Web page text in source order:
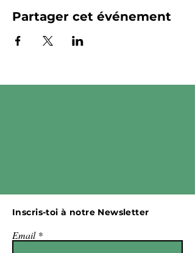
Partager cet événement
Inscris-toi à notre Newsletter
Email